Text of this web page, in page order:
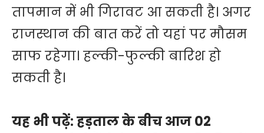
तापमान में भी गिरावट आ सकती है। अगर
राजस्थान की बात करें तो यहां पर मौसम
साफ रहेगा। हल्की-फुल्की बारिश हो
सकती है।
यह भी पढ़ें:हड़ताल के बीच आज 02